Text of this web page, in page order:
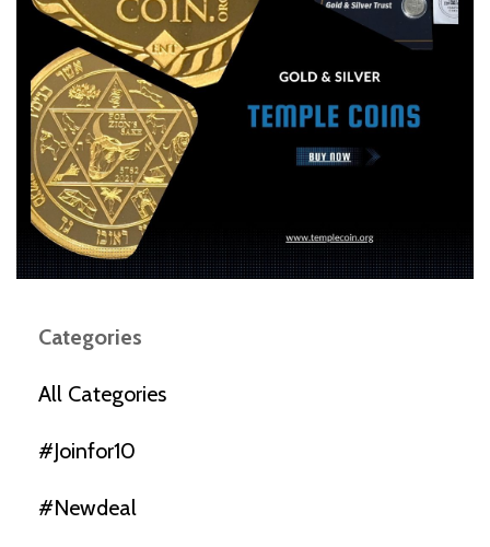
Categories
All Categories
#joinfor10
#newdeal